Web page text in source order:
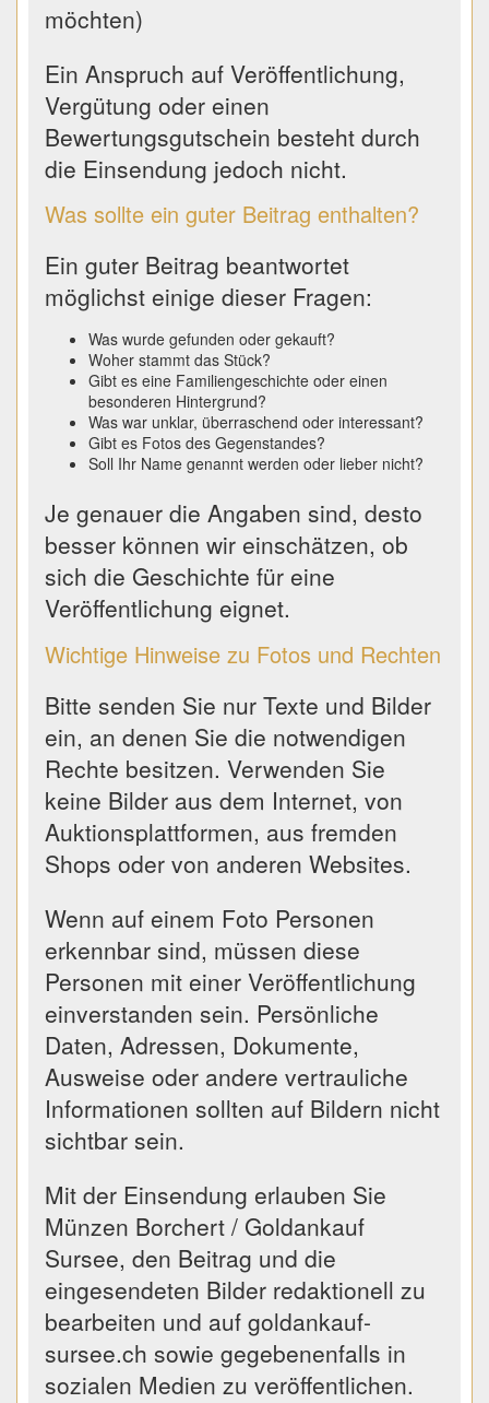
möchten)
Ein Anspruch auf Veröffentlichung,
Vergütung oder einen
Bewertungsgutschein besteht durch
die Einsendung jedoch nicht.
Was sollte ein guter Beitrag enthalten?
Ein guter Beitrag beantwortet
möglichst einige dieser Fragen:
Was wurde gefunden oder gekauft?
Woher stammt das Stück?
Gibt es eine Familiengeschichte oder einen
besonderen Hintergrund?
Was war unklar, überraschend oder interessant?
Gibt es Fotos des Gegenstandes?
Soll Ihr Name genannt werden oder lieber nicht?
Je genauer die Angaben sind, desto
besser können wir einschätzen, ob
sich die Geschichte für eine
Veröffentlichung eignet.
Wichtige Hinweise zu Fotos und Rechten
Bitte senden Sie nur Texte und Bilder
ein, an denen Sie die notwendigen
Rechte besitzen. Verwenden Sie
keine Bilder aus dem Internet, von
Auktionsplattformen, aus fremden
Shops oder von anderen Websites.
Wenn auf einem Foto Personen
erkennbar sind, müssen diese
Personen mit einer Veröffentlichung
einverstanden sein. Persönliche
Daten, Adressen, Dokumente,
Ausweise oder andere vertrauliche
Informationen sollten auf Bildern nicht
sichtbar sein.
Mit der Einsendung erlauben Sie
Münzen Borchert / Goldankauf
Sursee, den Beitrag und die
eingesendeten Bilder redaktionell zu
bearbeiten und auf goldankauf-
sursee.ch sowie gegebenenfalls in
sozialen Medien zu veröffentlichen.